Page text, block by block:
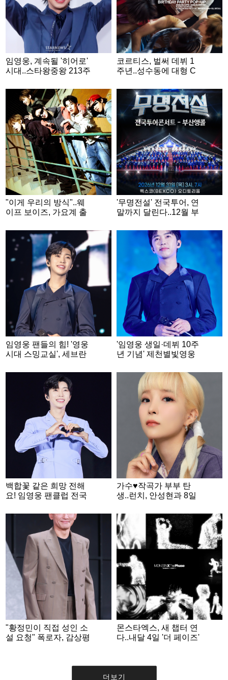
임영웅, 계속될 '히어로'
시대..스타왕중왕 213주
코르티스, 벌써 데뷔 1
주년..성수동에 대형 C
"이게 우리의 방식"..웨
이프 보이즈, 가요계 출
'무명전설' 전국투어, 연
말까지 달린다..12월 부
임영웅 팬들의 힘! '영웅
시대 스밍교실', 세브란
기부
'임영웅 생일·데뷔 10주
년 기념' 제천별빛영웅
금 600만원 제천시에 기
백합꽃 같은 희망 전해
요! 임영웅 팬클럽 전국
기념 '웅드림장학금' 네
가수♥작곡가 부부 탄
생..런치, 안성현과 8일
"황정민이 직접 성인 소
설 요청" 폭로자, 감상평
몬스타엑스, 새 챕터 연
다..내달 4일 '더 페이즈'
더보기